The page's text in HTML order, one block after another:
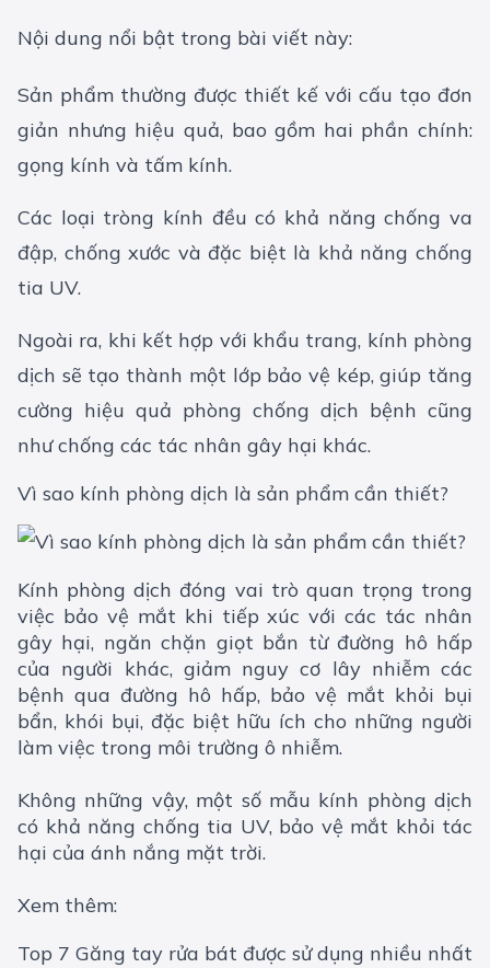
Nội dung nổi bật trong bài viết này:
Sản phẩm thường được thiết kế với cấu tạo đơn
giản nhưng hiệu quả, bao gồm hai phần chính:
gọng kính và tấm kính.
Các loại tròng kính đều có khả năng chống va
đập, chống xước và đặc biệt là khả năng chống
tia UV.
Ngoài ra, khi kết hợp với khẩu trang, kính phòng
dịch sẽ tạo thành một lớp bảo vệ kép, giúp tăng
cường hiệu quả phòng chống dịch bệnh cũng
như chống các tác nhân gây hại khác.
Vì sao kính phòng dịch là sản phẩm cần thiết?
Kính phòng dịch đóng vai trò quan trọng trong
việc bảo vệ mắt khi tiếp xúc với các tác nhân
gây hại, ngăn chặn giọt bắn từ đường hô hấp
của người khác, giảm nguy cơ lây nhiễm các
bệnh qua đường hô hấp, bảo vệ mắt khỏi bụi
bẩn, khói bụi, đặc biệt hữu ích cho những người
làm việc trong môi trường ô nhiễm.
Không những vậy, một số mẫu kính phòng dịch
có khả năng chống tia UV, bảo vệ mắt khỏi tác
hại của ánh nắng mặt trời.
Xem thêm:
Top 7 Găng tay rửa bát được sử dụng nhiều nhất